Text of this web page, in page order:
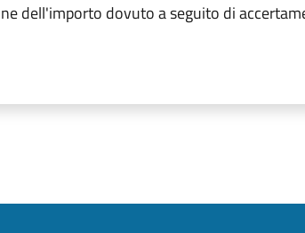
dell'importo dovuto a seguito di